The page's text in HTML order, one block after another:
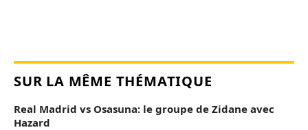
SUR LA MÊME THÉMATIQUE
Real Madrid vs Osasuna: le groupe de Zidane avec
Hazard